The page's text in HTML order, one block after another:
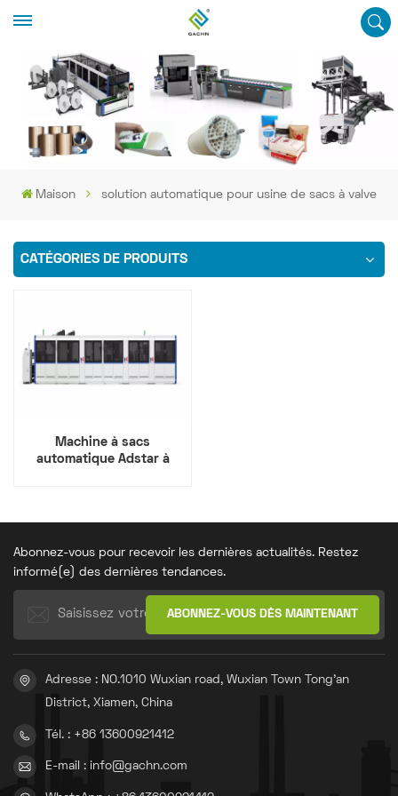
Maison solution automatique pour usine de sacs à valve
CATÉGORIES DE PRODUITS
Machine à sacs
automatique Adstar à
Abonnez-vous pour recevoir les dernières actualités. Restez
informé(e) des dernières tendances.
Adresse : NO.1010 Wuxian road, Wuxian Town Tong'an
District, Xiamen, China
Tél. : +86 13600921412
E-mail : info@gachn.com